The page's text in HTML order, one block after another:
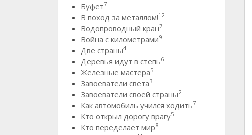
Буфет7
В поход за металлом!12
Водопроводный кран7
Война с километрами9
Две страны4
Деревья идут в степь6
Железные мастера5
Завоеватели света3
Завоеватели своей страны2
Как автомобиль учился ходить7
Кто открыл дорогу врагу5
Кто переделает мир8